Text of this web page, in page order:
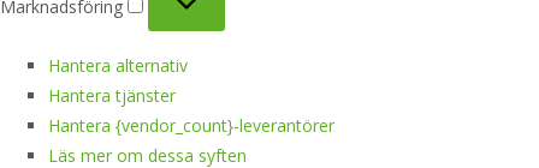
Marknadsföring
Hantera alternativ
Hantera tjänster
Hantera {vendor_count}-leverantörer
Läs mer om dessa syften